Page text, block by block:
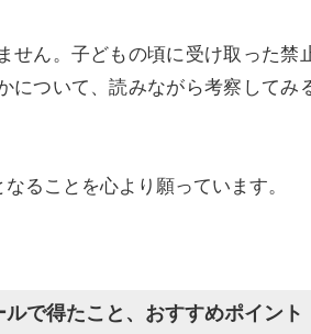
せん。子どもの頃に受け取った禁
について、読みながら考察してみ
ることを心より願っています。
で得たこと、おすすめポイント